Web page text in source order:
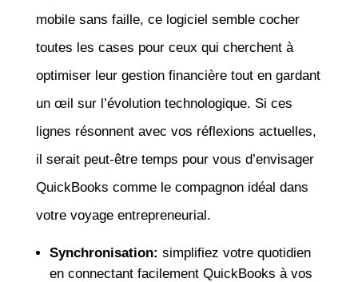
mobile sans faille, ce logiciel semble cocher
toutes les cases pour ceux qui cherchent à
optimiser leur gestion financière tout en gardant
un œil sur l’évolution technologique. Si ces
lignes résonnent avec vos réflexions actuelles,
il serait peut-être temps pour vous d’envisager
QuickBooks comme le compagnon idéal dans
votre voyage entrepreneurial.
Synchronisation: simplifiez votre quotidien
en connectant facilement QuickBooks à vos